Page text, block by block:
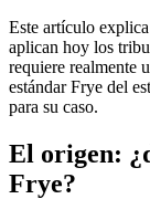
Este artículo
aplican hoy los
requiere realmente
estándar Frye del
para su caso.
El origen:
Frye?